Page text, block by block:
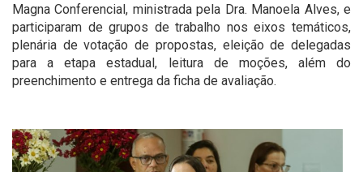
Magna Conferencial, ministrada pela Dra. Manoela Alves, e
participaram de grupos de trabalho nos eixos temáticos,
plenária de votação de propostas, eleição de delegadas
para a etapa estadual, leitura de moções, além do
preenchimento e entrega da ficha de avaliação.